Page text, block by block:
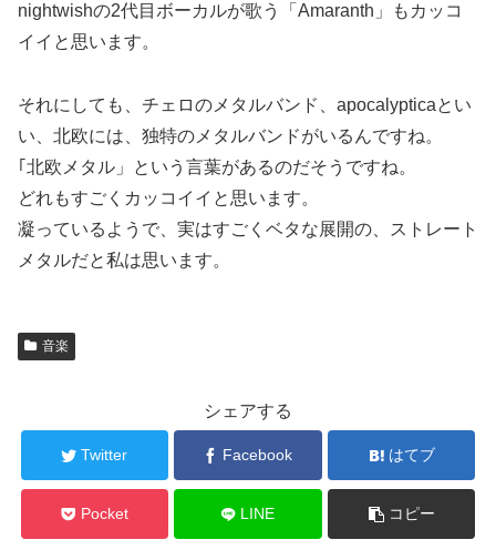
nightwishの2代目ボーカルが歌う「Amaranth」もカッコ
イイと思います。
それにしても、チェロのメタルバンド、apocalypticaとい
い、北欧には、独特のメタルバンドがいるんですね。
｢北欧メタル」という言葉があるのだそうですね。
どれもすごくカッコイイと思います。
凝っているようで、実はすごくベタな展開の、ストレート
メタルだと私は思います。
音楽
シェアする
Twitter Facebook はてブ
Pocket LINE コピー